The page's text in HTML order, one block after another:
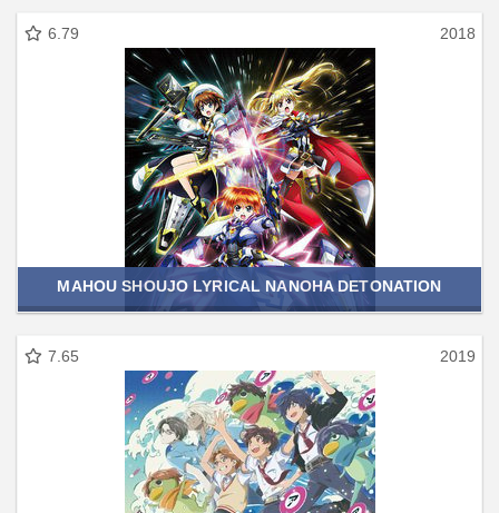
6.79 2018
MAHOU SHOUJO LYRICAL NANOHA DETONATION
7.65 2019